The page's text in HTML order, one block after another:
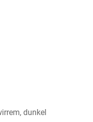
dunkel